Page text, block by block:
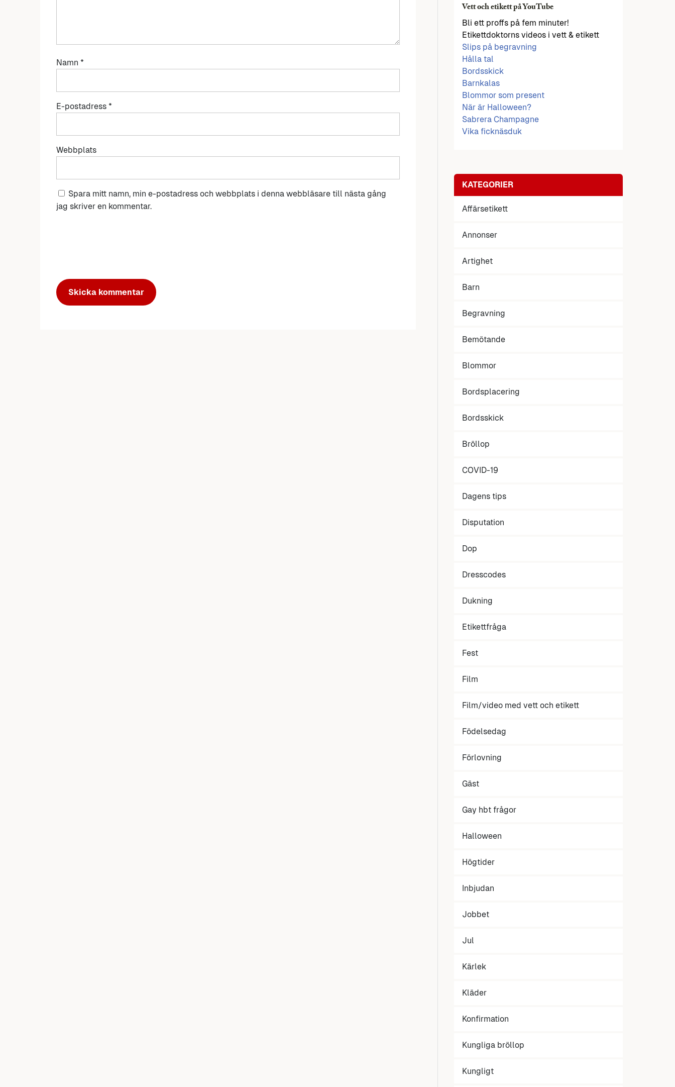
Namn *
E-postadress *
Webbplats
Spara mitt namn, min e-postadress och webbplats i denna webbläsare till nästa gång
jag skriver en kommentar.
Vett och etikett på YouTube
Bli ett proffs på fem minuter!
Etikettdoktorns videos i vett & etikett
Slips på begravning
Hålla tal
Bordsskick
Barnkalas
Blommor som present
När är Halloween?
Sabrera Champagne
Vika ficknäsduk
KATEGORIER
Affärsetikett
Annonser
Artighet
Barn
Begravning
Bemötande
Blommor
Bordsplacering
Bordsskick
Bröllop
COVID-19
Dagens tips
Disputation
Dop
Dresscodes
Dukning
Etikettfråga
Fest
Film
Film/video med vett och etikett
Födelsedag
Förlovning
Gäst
Gay hbt frågor
Halloween
Högtider
Inbjudan
Jobbet
Jul
Kärlek
Kläder
Konfirmation
Kungliga bröllop
Kungligt